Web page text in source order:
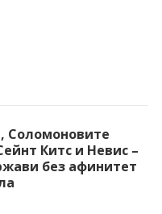
Соломоновите
Китс и Невис –
без афинитет